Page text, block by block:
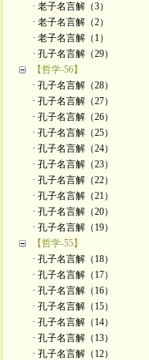
· 老子名言解（3）
· 老子名言解（2）
· 老子名言解（1）
· 孔子名言解（29）
【哲学-56】
· 孔子名言解（28）
· 孔子名言解（27）
· 孔子名言解（26）
· 孔子名言解（25）
· 孔子名言解（24）
· 孔子名言解（23）
· 孔子名言解（22）
· 孔子名言解（21）
· 孔子名言解（20）
· 孔子名言解（19）
【哲学-55】
· 孔子名言解（18）
· 孔子名言解（17）
· 孔子名言解（16）
· 孔子名言解（15）
· 孔子名言解（14）
· 孔子名言解（13）
· 孔子名言解（12）